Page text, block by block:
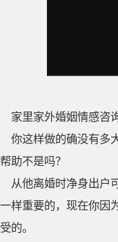
家里家外婚姻情感咨
你这样做的确没有多
帮助不是吗？
从他离婚时净身出户
一样重要的，现在你因
受的。